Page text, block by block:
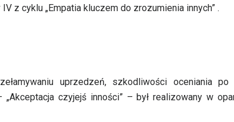
z cyklu „Empatia kluczem do zrozumienia innych” .
uprzedzeń, szkodliwości oceniania
„Akceptacja czyjejś inności” – był realizowany w